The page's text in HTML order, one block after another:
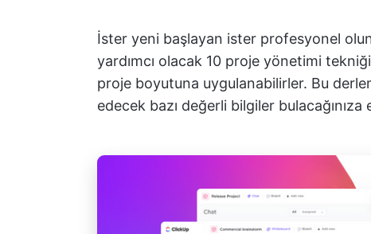
İster yeni başlayan ister profesyonel
yardımcı olacak 10 proje yönetimi
proje boyutuna uygulanabilirler. Bu
edecek bazı değerli bilgiler bulacağınıza